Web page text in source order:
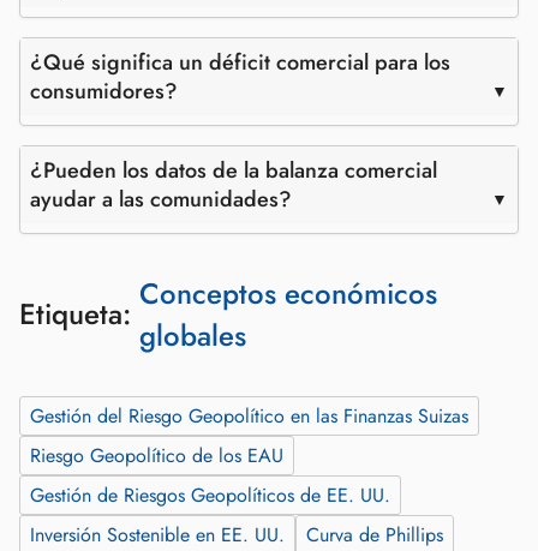
¿Qué significa un déficit comercial para los
consumidores?
¿Pueden los datos de la balanza comercial
ayudar a las comunidades?
Etiqueta: Conceptos económicos
globales
Gestión del Riesgo Geopolítico en las Finanzas Suizas
Riesgo Geopolítico de los EAU
Gestión de Riesgos Geopolíticos de EE. UU.
Inversión Sostenible en EE. UU.
Curva de Phillips